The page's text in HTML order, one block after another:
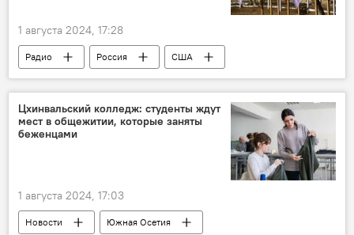
1 августа 2024, 17:28
Радио Россия
США
Грузия
Мнение
Цхинвальский колледж: студенты ждут
мест в общежитии, которые заняты
беженцами
1 августа 2024, 17:03
Новости
Южная Осетия